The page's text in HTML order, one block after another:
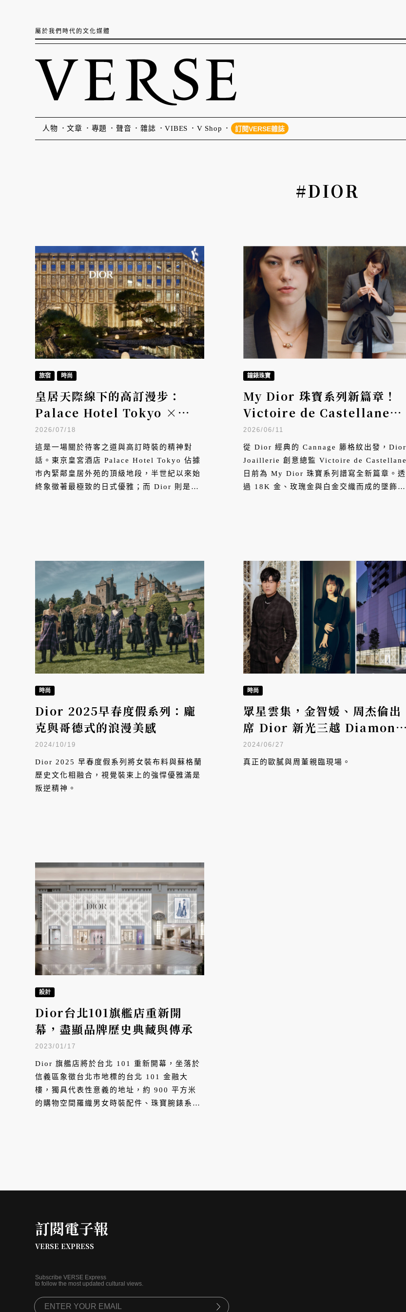
屬於我們時代的文化媒體
人物 文章 專題 聲音 雜誌 VIBES V Shop 訂閱VERSE雜誌
#DIOR
旅宿 時尚
皇居天際線下的高訂漫步：
Palace Hotel Tokyo ×
Dior 魅力之旅
2026/07/18
這是一場關於待客之道與高訂時裝的精神對
話。東京皇宮酒店 Palace Hotel Tokyo 佔據
市內緊鄰皇居外苑的頂級地段，半世紀以來始
終象徵著最極致的日式優雅；而 Dior 則是體
鐘錶珠寶
My Dior 珠寶系列新篇章！
Victoire de Castellane以
Cannage籐格紋打造專屬編織
美學
2026/06/11
從 Dior 經典的 Cannage 籐格紋出發，Dior
Joaillerie 創意總監 Victoire de Castellane
日前為 My Dior 珠寶系列譜寫全新篇章。透
過 18K 金、玫瑰金與白金交織而成的墜飾項
時尚
Dior 2025早春度假系列：龐
克與哥德式的浪漫美感
2024/10/19
Dior 2025 早春度假系列將女裝布料與蘇格蘭
歷史文化相融合，視覺裝束上的強悍優雅滿是
叛逆精神。
時尚
眾星雲集，金智媛、周杰倫出
席 Dior 新光三越 Diamond
Towers專門店開幕
2024/06/27
真正的歐膩與周董親臨現場。
設計
Dior台北101旗艦店重新開
幕，盡顯品牌歷史典藏與傳承
2023/01/17
Dior 旗艦店將於台北 101 重新開幕，坐落於
信義區象徵台北市地標的台北 101 金融大
樓，獨具代表性意義的地址，約 900 平方米
的購物空間羅織男女時裝配件、珠寶腕錶系列
訂閱電子報
VERSE EXPRESS
Subscribe VERSE Express
to follow the most updated cultural views.